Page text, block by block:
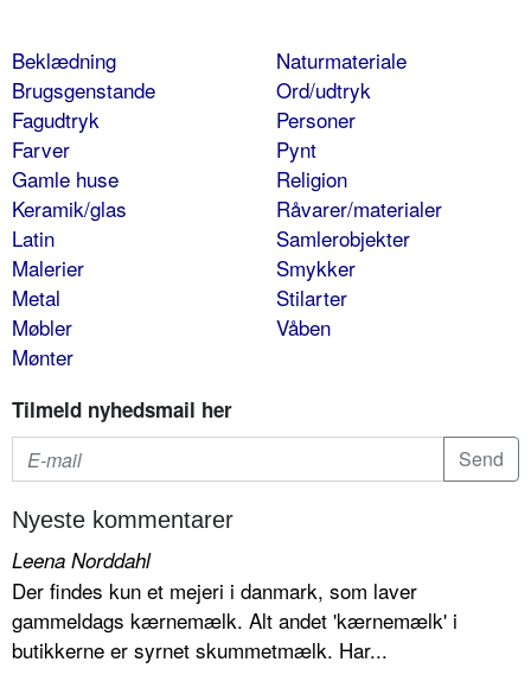
Beklædning
Brugsgenstande
Fagudtryk
Farver
Gamle huse
Keramik/glas
Latin
Malerier
Metal
Møbler
Mønter
Naturmateriale
Ord/udtryk
Personer
Pynt
Religion
Råvarer/materialer
Samlerobjekter
Smykker
Stilarter
Våben
Tilmeld nyhedsmail her
Nyeste kommentarer
Leena Norddahl
Der findes kun et mejeri i danmark, som laver
gammeldags kærnemælk. Alt andet 'kærnemælk' i
butikkerne er syrnet skummetmælk. Har...